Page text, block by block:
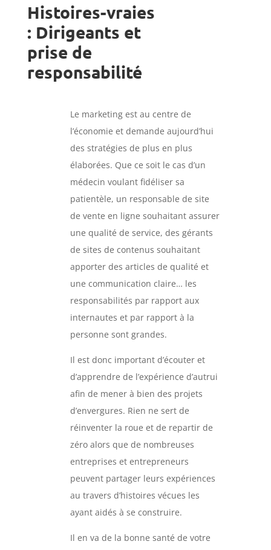
Histoires-vraies
: Dirigeants et
prise de
responsabilité
Le marketing est au centre de
l’économie et demande aujourd’hui
des stratégies de plus en plus
élaborées. Que ce soit le cas d’un
médecin voulant fidéliser sa
patientèle, un responsable de site
de vente en ligne souhaitant assurer
une qualité de service, des gérants
de sites de contenus souhaitant
apporter des articles de qualité et
une communication claire… les
responsabilités par rapport aux
internautes et par rapport à la
personne sont grandes.
Il est donc important d’écouter et
d’apprendre de l’expérience d’autrui
afin de mener à bien des projets
d’envergures. Rien ne sert de
réinventer la roue et de repartir de
zéro alors que de nombreuses
entreprises et entrepreneurs
peuvent partager leurs expériences
au travers d’histoires vécues les
ayant aidés à se construire.
Il en va de la bonne santé de votre